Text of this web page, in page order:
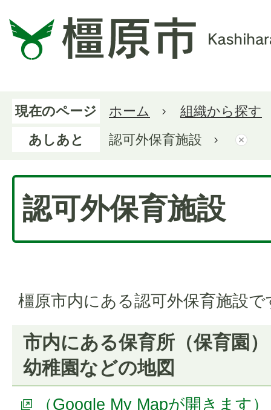
現在のページ ホーム
組織から探す
あしあと
認可外保育施設
認可外保育施設
橿原市内にある認可外保育施設で
市内にある保育所（保育園
幼稚園などの地図
（Google My Mapが開きます）